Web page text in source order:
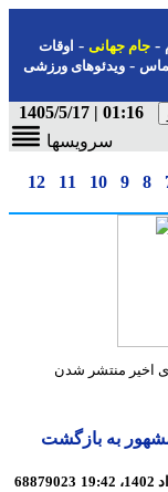
جهانی-اوقات
-ویدئوهای ورزشی
01:16 | 1405/5/
سرویسها
9
10
11
12
در روزهای اخیر منتشر شدن
به بازگشت
68879023